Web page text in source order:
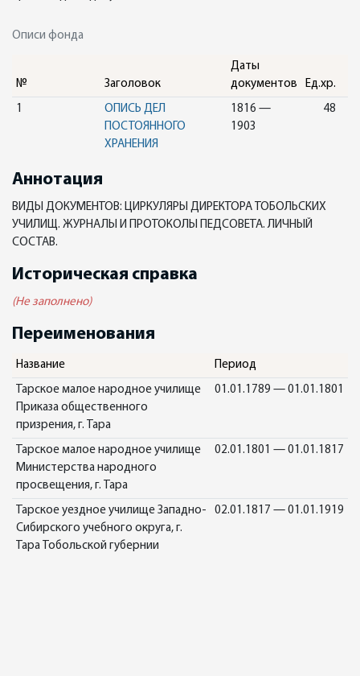
Описи фонда
№ Заголовок
Даты
документов
Ед.хр.
1
ОПИСЬ ДЕЛ
ПОСТОЯННОГО
ХРАНЕНИЯ
1816 —
1903
48
Аннотация
ВИДЫ ДОКУМЕНТОВ: ЦИРКУЛЯРЫ ДИРЕКТОРА ТОБОЛЬСКИХ
УЧИЛИЩ. ЖУРНАЛЫ И ПРОТОКОЛЫ ПЕДСОВЕТА. ЛИЧНЫЙ
СОСТАВ.
Историческая справка
(Не заполнено)
Переименования
Название Период
Тарское малое народное училище
Приказа общественного
призрения, г. Тара
01.01.1789 — 01.01.1801
Тарское малое народное училище
Министерства народного
просвещения, г. Тара
02.01.1801 — 01.01.1817
Тарское уездное училище Западно-
Сибирского учебного округа, г.
Тара Тобольской губернии
02.01.1817 — 01.01.1919